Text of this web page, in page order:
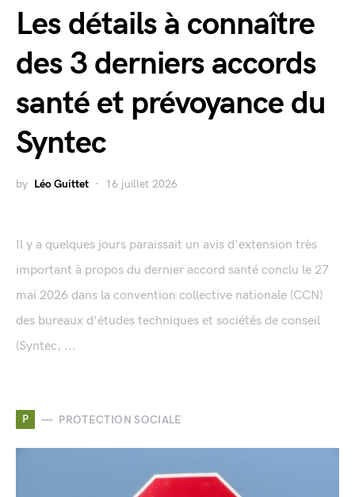
Les détails à connaître
des 3 derniers accords
santé et prévoyance du
Syntec
by Léo Guittet 16 juillet 2026
Il y a quelques jours paraissait un avis d'extension très
important à propos du dernier accord santé conclu le 27
mai 2026 dans la convention collective nationale (CCN)
des bureaux d'études techniques et sociétés de conseil
(Syntec, ...
P PROTECTION SOCIALE